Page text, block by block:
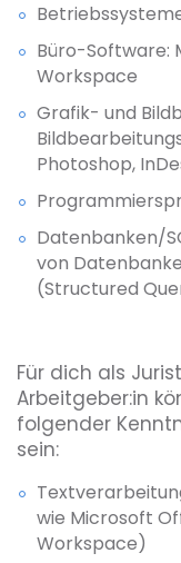
Büro-Software:
Workspace
Grafik- und
Photoshop,
Datenbanken/
von
(Structured
Für dich als
Arbeitgeber:in
folgender
sein:
wie Microsoft
Workspace)